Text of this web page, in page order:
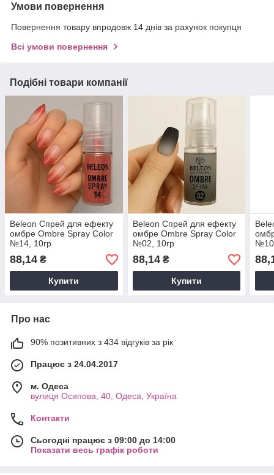
Умови повернення
Повернення товару впродовж 14 днів за рахунок покупця
Всі умови повернення
Подібні товари компанії
Beleon Спрей для ефекту
омбре Ombre Spray Color
№14, 10гр
88,14 ₴
Купити
Beleon Спрей для ефекту
омбре Ombre Spray Color
№02, 10гр
88,14₴
Купити
Про нас
90% позитивних з 434 відгуків за рік
Працює з 24.04.2017
м. Одеса
вулиця Осипова, 40, Одеса, Україна
Контакти
Сьогодні працює з 09:00 до 14:00
Показати весь графік роботи